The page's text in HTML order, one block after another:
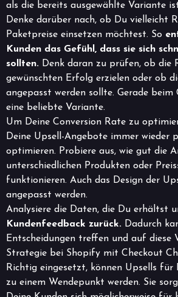
als die bereits ausgewählte Variante
Denke darüber nach, ob Du vielleicht
Paketpreise einsetzen möchtest. So
Kunden das Gefühl, dass sie sich
sollten. Denk daran zu prüfen, ob die
gewünschten Erfolg erzielen oder ob
angepasst werden sollte. Gerade beim
eine beliebte Variante.
Um Deine Conversion Rate zu
Deine Upsell-Angebote immer wieder
optimieren. Probiere aus, wie gut die
unterschiedlichen Produkten oder
funktionieren. Auch das Design der
angepasst werden.
Analysiere die Daten, die Du erhältst
Kundenfeedback zurück. Dadurch
Entscheidungen treffen und auf diese
Strategie bei Shopify mit Checkout
Richtig eingesetzt, können Upsells für
zu einem Wendepunkt werden. Sie